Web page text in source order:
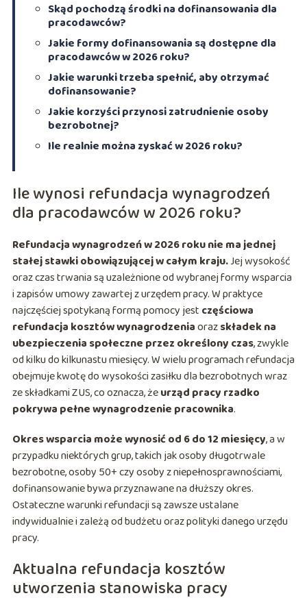
Skąd pochodzą środki na dofinansowania dla
pracodawców?
Jakie formy dofinansowania są dostępne dla
pracodawców w 2026 roku?
Jakie warunki trzeba spełnić, aby otrzymać
dofinansowanie?
Jakie korzyści przynosi zatrudnienie osoby
bezrobotnej?
Ile realnie można zyskać w 2026 roku?
Ile wynosi refundacja wynagrodzeń
dla pracodawców w 2026 roku?
Refundacja wynagrodzeń w 2026 roku nie ma jednej
stałej stawki obowiązującej w całym kraju.Jej wysokość
oraz czas trwania są uzależnione od wybranej formy wsparcia
i zapisów umowy zawartej z urzędem pracy. W praktyce
najczęściej spotykaną formą pomocy jest częściowa
refundacja kosztów wynagrodzeniaorazskładek na
ubezpieczenia społeczne przez określony czas, zwykle
od kilku do kilkunastu miesięcy. W wielu programach refundacja
obejmuje kwotę do wysokości zasiłku dla bezrobotnych wraz
ze składkami ZUS, co oznacza, żeurząd pracy rzadko
pokrywa pełne wynagrodzenie pracownika.
Okres wsparcia może wynosić od 6 do 12 miesięcy, a w
przypadku niektórych grup, takich jak osoby długotrwale
bezrobotne, osoby 50+ czy osoby z niepełnosprawnościami,
dofinansowanie bywa przyznawane na dłuższy okres.
Ostateczne warunki refundacji są zawsze ustalane
indywidualnie i zależą od budżetu oraz polityki danego urzędu
pracy.
Aktualna refundacja kosztów
utworzenia stanowiska pracy